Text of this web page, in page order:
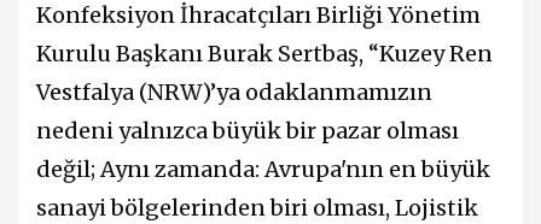
Konfeksiyon İhracatçıları Birliği Yönetim
Kurulu Başkanı Burak Sertbaş, “Kuzey Ren
Vestfalya (NRW)’ya odaklanmamızın
nedeni yalnızca büyük bir pazar olması
değil; Aynı zamanda: Avrupa'nın en büyük
sanayi bölgelerinden biri olması, Lojistik